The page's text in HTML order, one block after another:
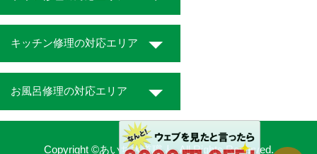
キッチン修理の対応エリア
お風呂修理の対応エリア
Copyright ©あいち水道職人. All Rights Reserved.